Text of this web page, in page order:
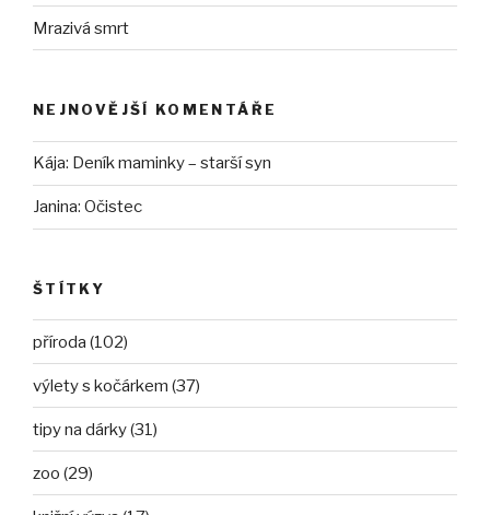
Mrazivá smrt
NEJNOVĚJŠÍ KOMENTÁŘE
Kája: Deník maminky – starší syn
Janina: Očistec
ŠTÍTKY
příroda (102)
výlety s kočárkem (37)
tipy na dárky (31)
zoo (29)